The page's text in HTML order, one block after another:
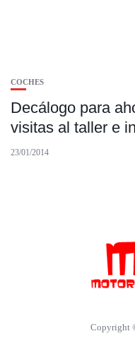
COCHES
Decálogo para
visitas al taller e
23/01/2014
Copyright